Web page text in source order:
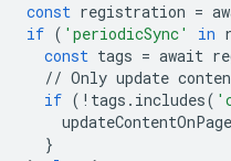
const registration =
if ( 'periodicSync' in
const tags = await
// Only update
if ( ! tags . includes(
}